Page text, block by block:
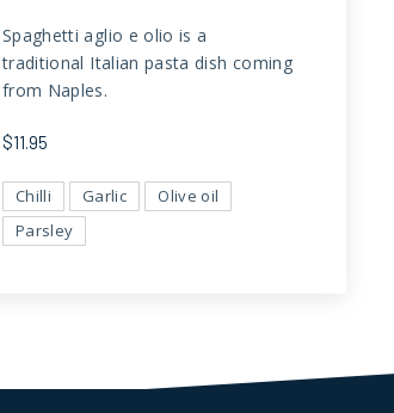
Spaghetti aglio e olio is a
traditional Italian pasta dish coming
from Naples.
$11.95
Chilli Garlic
Olive oil
Parsley